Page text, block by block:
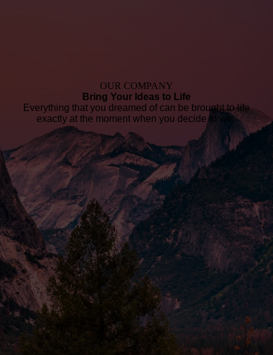
OUR COMPANY
Bring Your Ideas to Life
Everything that you dreamed of can be brought to life
exactly at the moment when you decide to win.